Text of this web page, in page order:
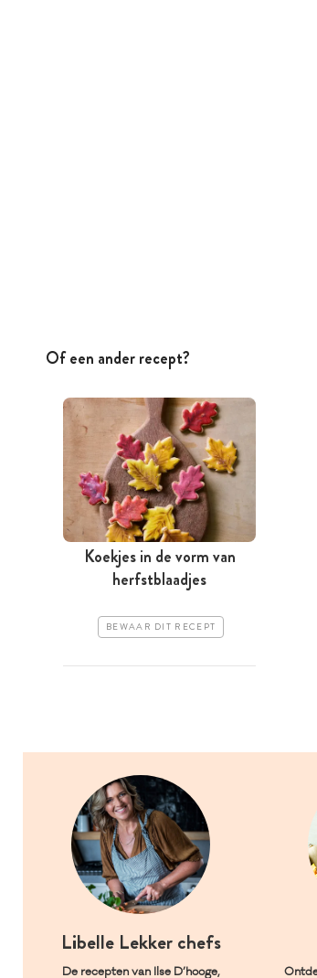
Of een ander recept?
Koekjes in de vorm van
herfstblaadjes
BEWAAR DIT RECEPT
Libelle Lekker chefs
De recepten van Ilse D’hooge,